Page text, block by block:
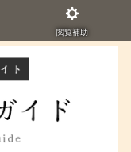
閲覧補助